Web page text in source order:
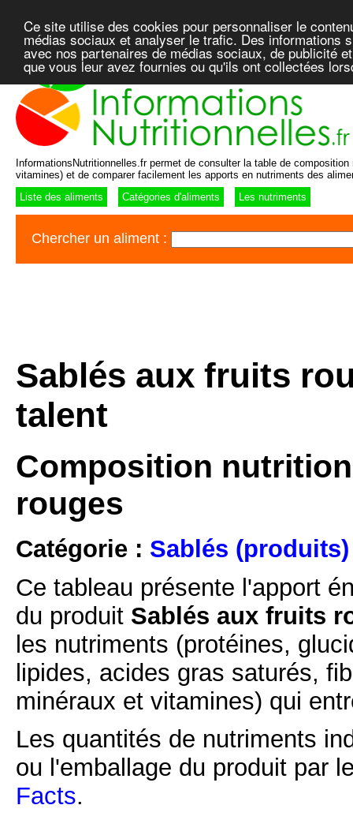
Ce site utilise des cookies pour personnaliser le
médias sociaux et analyser le trafic. Des informations
avec nos partenaires de médias sociaux, de publicité
que vous leur avez fournies ou qu'ils ont collectées
InformationsNutritionnelles.fr permet de consulter la table de
vitamines) et de comparer facilement les apports en nutriments des
Liste des aliments
Catégories d'aliments Les nutriments
Chercher un aliment :
Sablés aux fruits
talent
Composition
rouges
Catégorie : Sablés (produits)
Ce tableau présente l'apport
du produit Sablés aux fruits
les nutriments (protéines,
lipides, acides gras saturés,
minéraux et vitamines) qui
Les quantités de nutriments
ou l'emballage du produit par
Facts.